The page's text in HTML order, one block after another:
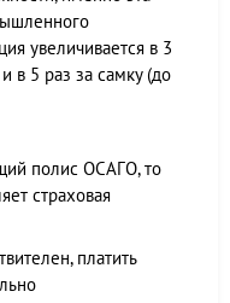
увеличивается в 3
в 5 раз за самку (до
полис ОСАГО, то
страховая
платить